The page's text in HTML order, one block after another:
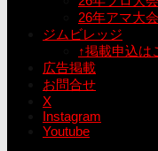
26年アマ大
ジムビレッジ
↑掲載申込は
広告掲載
お問合せ
X
Instagram
Youtube